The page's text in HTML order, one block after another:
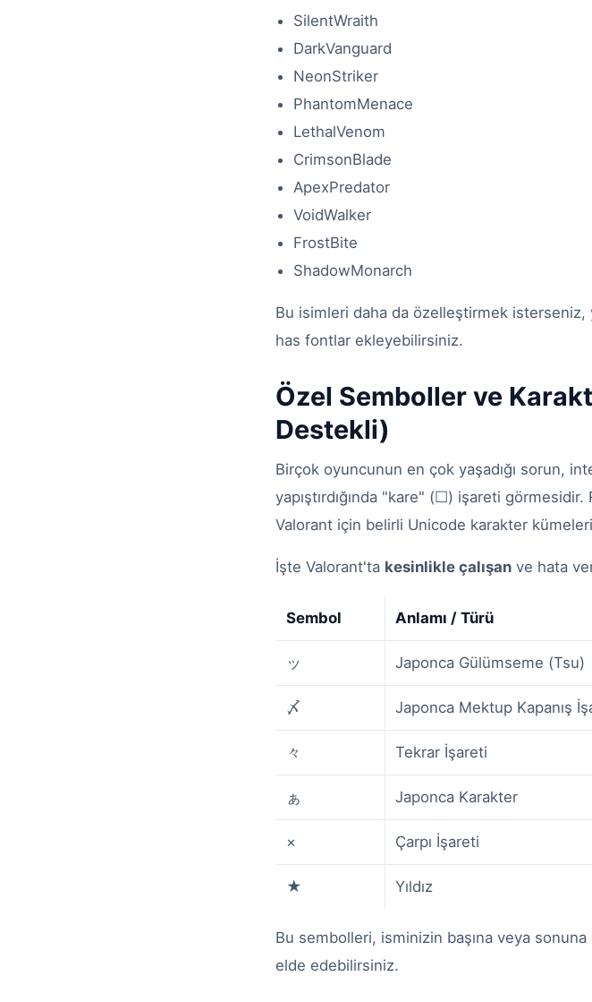
SilentWraith
DarkVanguard
NeonStriker
PhantomMenace
LethalVenom
CrimsonBlade
ApexPredator
VoidWalker
FrostBite
ShadowMonarch
Bu isimleri daha da özelleştirmek isterseniz,
has fontlar ekleyebilirsiniz.
Özel Semboller ve
Destekli)
Birçok oyuncunun en çok yaşadığı sorun,
yapıştırdığında "kare" (☐) işareti
Valorant için belirli Unicode karakter
İşte Valorant'ta kesinlikle çalışan ve hata
Sembol Anlamı / Türü
ッ Japonca Gülümseme (Tsu)
〆 Japonca Mektup Kapanış
々 Tekrar İşareti
ぁ Japonca Karakter
× Çarpı İşareti
★ Yıldız
Bu sembolleri, isminizin başına veya
elde edebilirsiniz.